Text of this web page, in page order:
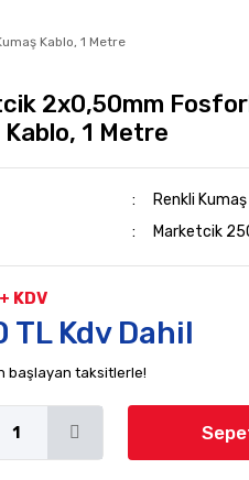
Kablo, 1 Metre
2x0,50mm
Kablo, 1 Metre
Renkli
Marketcik
KDV
TL Kdv Dahil
başlayan taksitlerle!